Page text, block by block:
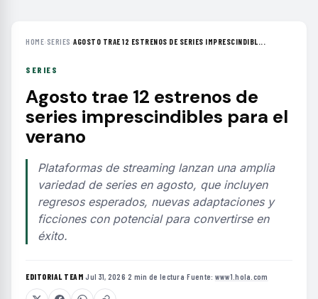
HOME› SERIES ›AGOSTO TRAE 12 ESTRENOS DE SERIES IMPRESCINDIBL...
SERIES
Agosto trae 12 estrenos de
series imprescindibles para el
verano
Plataformas de streaming lanzan una amplia
variedad de series en agosto, que incluyen
regresos esperados, nuevas adaptaciones y
ficciones con potencial para convertirse en
éxito.
EDITORIAL TEAM·Jul 31, 2026·2 min de lectura·Fuente: www1.hola.com